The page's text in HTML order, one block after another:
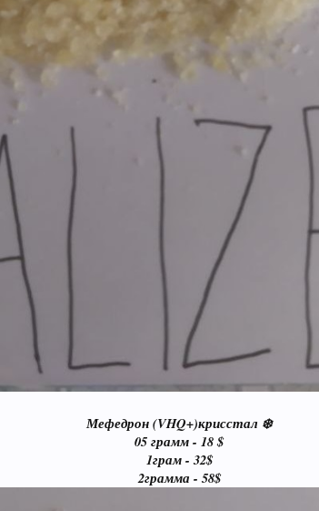
Мефедрон (VHQ+)крисстал ❄️
05 грамм - 18 $
1грам - 32$
2грамма - 58$